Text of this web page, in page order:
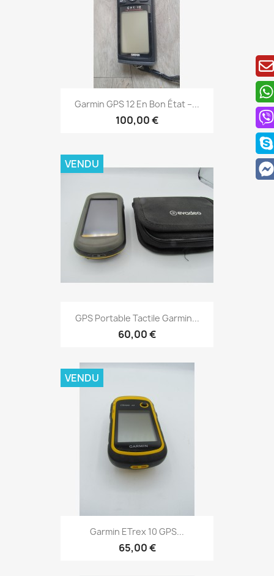
Aperçu rapide
Garmin GPS 12 En Bon État –...
100,00 €
Aperçu rapide
GPS Portable Tactile Garmin...
60,00 €
VENDU
Aperçu rapide
Garmin ETrex 10 GPS...
65,00 €
VENDU